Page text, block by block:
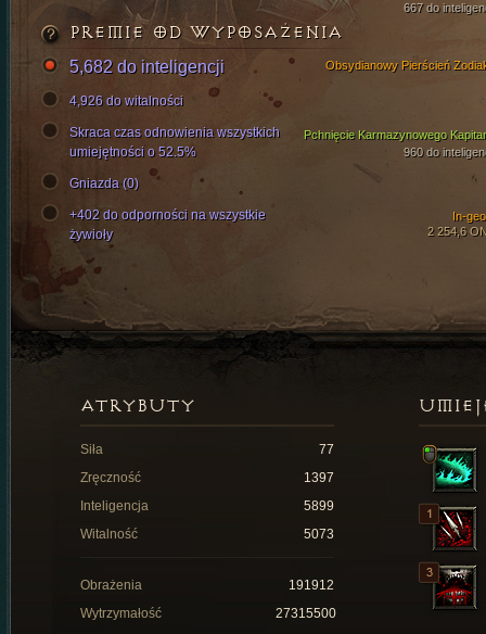
667 do
Pchnięcie Karmazynowego
960 do
In-
2 254,6
Obsydianowy Pierścień
PREMIE OD WYPOSAŻENIA
5,682 do inteligencji
4,926 do witalności
Skraca czas odnowienia wszystkich
umiejętności o 52.5%
Gniazda (0)
+402 do odporności na wszystkie
żywioły
ATRYBUTY
Siła
77
Zręczność
1397
Inteligencja
5899
Witalność
5073
Obrażenia
191912
Wytrzymałość
27315500